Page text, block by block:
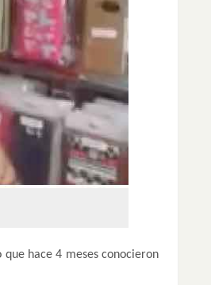
hace 4 meses conocieron